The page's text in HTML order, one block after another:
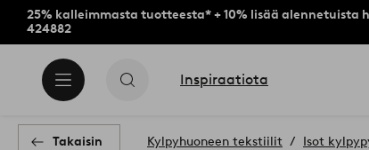
25% kalleimmasta tuotteesta* + 10% lisää alennetuista
424882
Inspiraatiota
Takaisin Kylpyhuoneen tekstiilit Isot